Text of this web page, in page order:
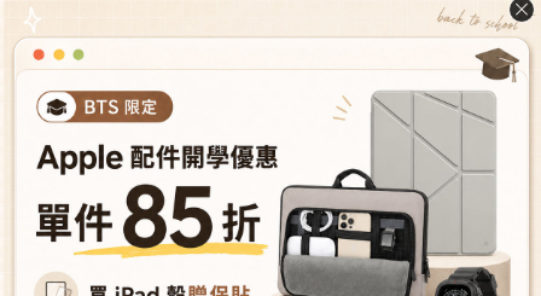
iPhone 14 (6.1") Hybrid
Cushion DX Pro Kooling超
軍規防摔散熱殼 - 卡其
NT$384
NT$1,280
iPhone 14 Plus (6.7")
Hybrid Cushion DX Pro
Kooling超軍規防摔散熱殼
- 卡其
NT$384
NT$1,280